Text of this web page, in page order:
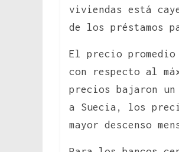
viviendas está
de los préstamos
El precio
con respecto al
precios bajaron un
a Suecia, los
mayor descenso